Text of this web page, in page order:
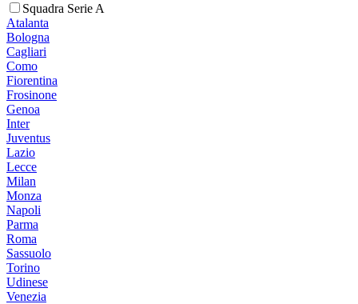
Squadra Serie A
Atalanta
Bologna
Cagliari
Como
Fiorentina
Frosinone
Genoa
Inter
Juventus
Lazio
Lecce
Milan
Monza
Napoli
Parma
Roma
Sassuolo
Torino
Udinese
Venezia